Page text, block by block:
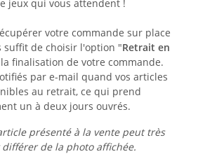
jeux qui vous attendent !
votre commande sur place
suffit de choisir l'option "Retrait en
finalisation de votre commande.
par e-mail quand vos articles
au retrait, ce qui prend
un à deux jours ouvrés.
présenté à la vente peut très
de la photo affichée.